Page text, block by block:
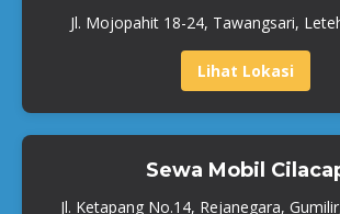
Jl. Mojopahit 18-24, Tawangsari,
Lihat Lokasi
Sewa Mobil
Jl. Ketapang No.14, Rejanegara,